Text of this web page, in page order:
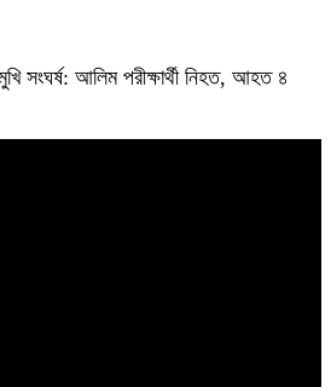
সংঘর্ষ: আলিম পরীক্ষার্থী নিহত, আহত ৪